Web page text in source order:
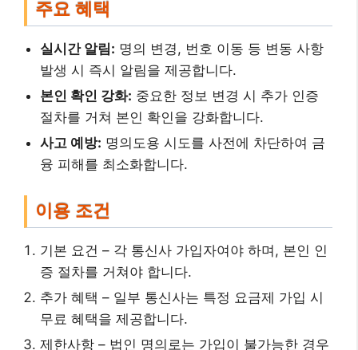
주요 혜택
실시간 알림: 명의 변경, 번호 이동 등 변동 사항
발생 시 즉시 알림을 제공합니다.
본인 확인 강화: 중요한 정보 변경 시 추가 인증
절차를 거쳐 본인 확인을 강화합니다.
사고 예방: 명의도용 시도를 사전에 차단하여 금
융 피해를 최소화합니다.
이용 조건
기본 요건 – 각 통신사 가입자여야 하며, 본인 인
증 절차를 거쳐야 합니다.
추가 혜택 – 일부 통신사는 특정 요금제 가입 시
무료 혜택을 제공합니다.
제한사항 – 법인 명의로는 가입이 불가능한 경우